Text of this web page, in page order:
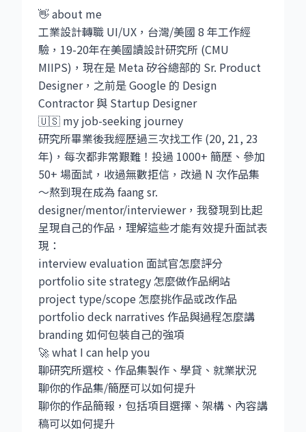
👋 about me
工業設計轉職 UI/UX，台灣/美國 8 年工作經
驗，19-20年在美國讀設計研究所 (CMU
MIIPS)，現在是 Meta 矽谷總部的 Sr. Product
Designer，之前是 Google 的 Design
Contractor 與 Startup Designer
🇺🇸 my job-seeking journey
研究所畢業後我經歷過三次找工作 (20, 21, 23
年)，每次都非常艱難！投過 1000+ 簡歷、參加
50+ 場面試，收過無數拒信，改過 N 次作品集
～熬到現在成為 faang sr.
designer/mentor/interviewer，我發現到比起
呈現自己的作品，理解這些才能有效提升面試表
現：
interview evaluation 面試官怎麼評分
portfolio site strategy 怎麼做作品網站
project type/scope 怎麼挑作品或改作品
portfolio deck narratives 作品與過程怎麼講
branding 如何包裝自己的強項
🚀 what I can help you
聊研究所選校、作品集製作、學貸、就業狀況
聊你的作品集/簡歷可以如何提升
聊你的作品簡報，包括項目選擇、架構、內容講
稿可以如何提升